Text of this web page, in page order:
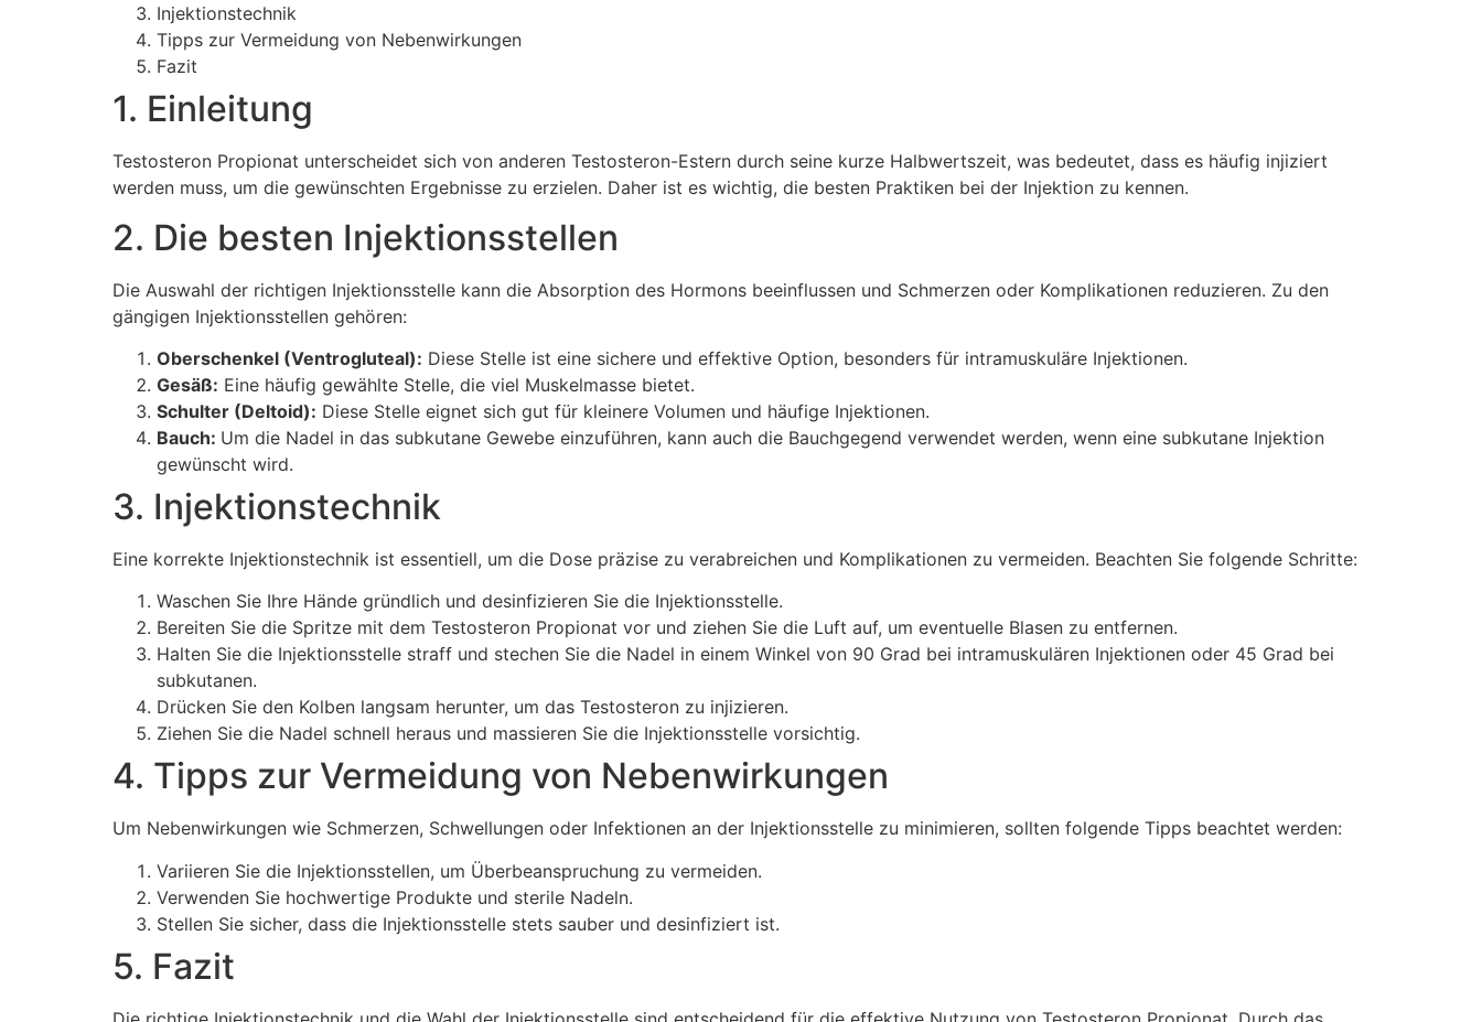
Injektionstechnik
Tipps zur Vermeidung von Nebenwirkungen
Fazit
1. Einleitung
Testosteron Propionat unterscheidet sich von anderen Testosteron-Estern durch seine kurze Halbwertszeit, was bedeutet, dass es häufig injiziert
werden muss, um die gewünschten Ergebnisse zu erzielen. Daher ist es wichtig, die besten Praktiken bei der Injektion zu kennen.
2. Die besten Injektionsstellen
Die Auswahl der richtigen Injektionsstelle kann die Absorption des Hormons beeinflussen und Schmerzen oder Komplikationen reduzieren. Zu den
gängigen Injektionsstellen gehören:
Oberschenkel (Ventrogluteal): Diese Stelle ist eine sichere und effektive Option, besonders für intramuskuläre Injektionen.
Gesäß: Eine häufig gewählte Stelle, die viel Muskelmasse bietet.
Schulter (Deltoid): Diese Stelle eignet sich gut für kleinere Volumen und häufige Injektionen.
Bauch: Um die Nadel in das subkutane Gewebe einzuführen, kann auch die Bauchgegend verwendet werden, wenn eine subkutane Injektion
gewünscht wird.
3. Injektionstechnik
Eine korrekte Injektionstechnik ist essentiell, um die Dose präzise zu verabreichen und Komplikationen zu vermeiden. Beachten Sie folgende Schritte:
Waschen Sie Ihre Hände gründlich und desinfizieren Sie die Injektionsstelle.
Bereiten Sie die Spritze mit dem Testosteron Propionat vor und ziehen Sie die Luft auf, um eventuelle Blasen zu entfernen.
Halten Sie die Injektionsstelle straff und stechen Sie die Nadel in einem Winkel von 90 Grad bei intramuskulären Injektionen oder 45 Grad bei
subkutanen.
Drücken Sie den Kolben langsam herunter, um das Testosteron zu injizieren.
Ziehen Sie die Nadel schnell heraus und massieren Sie die Injektionsstelle vorsichtig.
4. Tipps zur Vermeidung von Nebenwirkungen
Um Nebenwirkungen wie Schmerzen, Schwellungen oder Infektionen an der Injektionsstelle zu minimieren, sollten folgende Tipps beachtet werden:
Variieren Sie die Injektionsstellen, um Überbeanspruchung zu vermeiden.
Verwenden Sie hochwertige Produkte und sterile Nadeln.
Stellen Sie sicher, dass die Injektionsstelle stets sauber und desinfiziert ist.
5. Fazit